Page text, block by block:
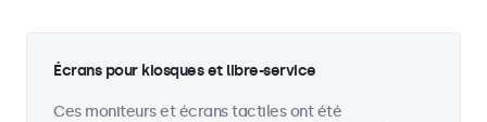
Écrans pour kiosques et libre-service
Ces moniteurs et écrans tactiles ont été